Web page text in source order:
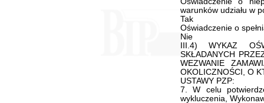
warunków udziału w
Tak
Oświadczenie o
Nie
III.4) WYKAZ
SKŁADANYCH
WEZWANIE
OKOLICZNOŚCI, O
USTAWY PZP:
7. W celu
wykluczenia,